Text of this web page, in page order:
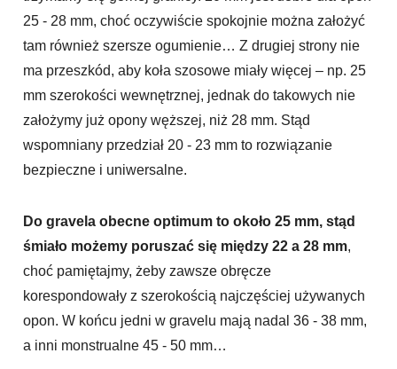
25 - 28 mm, choć oczywiście spokojnie można założyć
tam również szersze ogumienie… Z drugiej strony nie
ma przeszkód, aby koła szosowe miały więcej – np. 25
mm szerokości wewnętrznej, jednak do takowych nie
założymy już opony węższej, niż 28 mm. Stąd
wspomniany przedział 20 - 23 mm to rozwiązanie
bezpieczne i uniwersalne.
Do gravela obecne optimum to około 25 mm, stąd
śmiało możemy poruszać się między 22 a 28 mm,
choć pamiętajmy, żeby zawsze obręcze
korespondowały z szerokością najczęściej używanych
opon. W końcu jedni w gravelu mają nadal 36 - 38 mm,
a inni monstrualne 45 - 50 mm…